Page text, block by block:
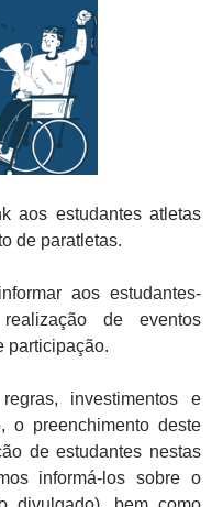
aos estudantes atletas
de paratletas.
aos estudantes-
de eventos
participação.
investimentos e
o preenchimento deste
de estudantes nestas
informá-los sobre o